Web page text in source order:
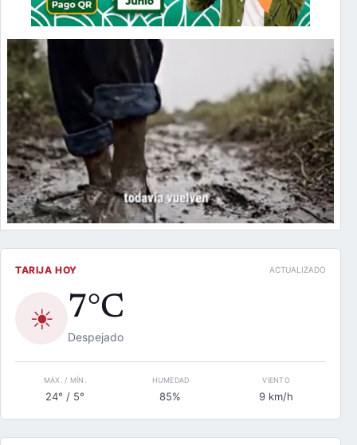
TARIJA HOY ACTUALIZADO
☀ 7°C
Despejado
MÁX. / MÍN.
24° / 5°
HUMEDAD
85%
VIENTO
9 km/h